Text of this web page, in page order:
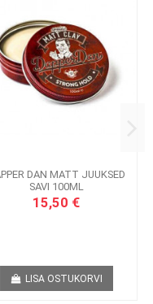
DAN MATT JUUKSED
SAVI 100ML
15,50 €
LISA OSTUKORVI